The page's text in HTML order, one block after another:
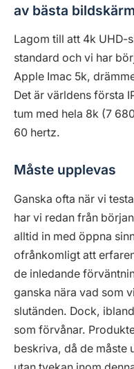
av bästa
Lagom till att 4k UHD-
standard och vi har
Apple Imac 5k,
Det är världens första
tum med hela 8k (7
60 hertz.
Måste upplevas
Ganska ofta när vi
har vi redan från
alltid in med öppna
ofrånkomligt att
de inledande
ganska nära vad som
slutänden. Dock,
som förvånar.
beskriva, då de måste